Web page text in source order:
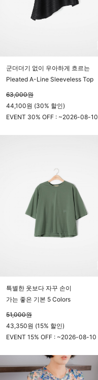
군더더기 없이 우아하게 흐르는
Pleated A-Line Sleeveless Top
63,000원
44,100원 (30% 할인)
EVENT 30% OFF : ~2026-08-10
특별한 옷보다 자꾸 손이
가는 좋은 기본 5 Colors
51,000원
43,350원 (15% 할인)
EVENT 15% OFF : ~2026-08-10